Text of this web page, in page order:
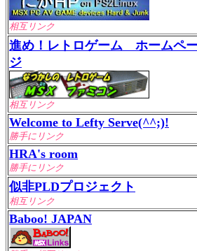
相互リンク
進め！レトロゲーム ホームペ
ジ
相互リンク
Welcome to Lefty Serve(^^;)!
勝手にリンク
HRA's room
勝手にリンク
似非PLDプロジェクト
相互リンク
Baboo! JAPAN